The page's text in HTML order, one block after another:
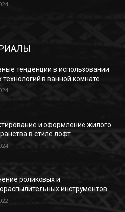
тенденции в использовании
технологий в ванной комнате
и оформление жилого
в стиле лофт
роликовых и
инструментов